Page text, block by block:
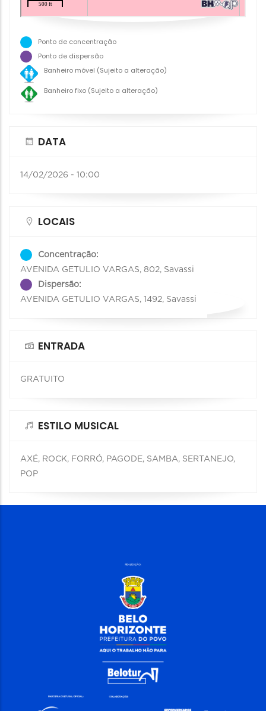
Ponto de concentração
Ponto de dispersão
Banheiro móvel (Sujeito a alteração)
Banheiro fixo (Sujeito a alteração)
DATA
14/02/2026 - 10:00
LOCAIS
Concentração:
AVENIDA GETULIO VARGAS, 802, Savassi
Dispersão:
AVENIDA GETULIO VARGAS, 1492, Savassi
ENTRADA
GRATUITO
ESTILO MUSICAL
AXÉ, ROCK, FORRÓ, PAGODE, SAMBA, SERTANEJO,
POP